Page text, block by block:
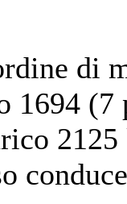
di
1694 (7